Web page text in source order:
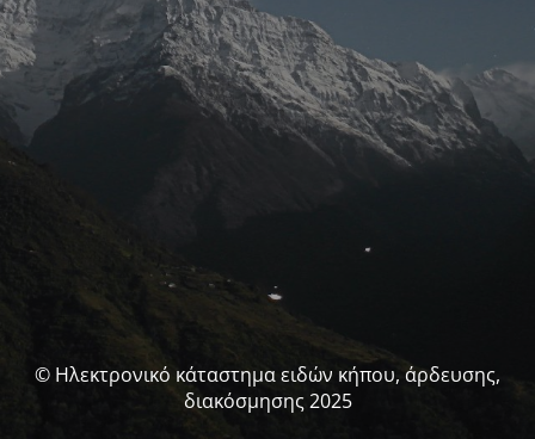
© Ηλεκτρονικό κάταστημα ειδών κήπου, άρδευσης,
διακόσμησης 2025